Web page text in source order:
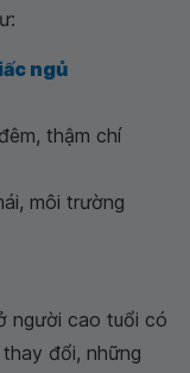
ngủ
thậm chí
môi trường
người cao tuổi có
đổi, những